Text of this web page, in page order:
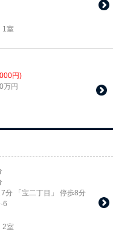
1室
円)
万円
7分 「宝二丁目」 停歩8分
6
2室